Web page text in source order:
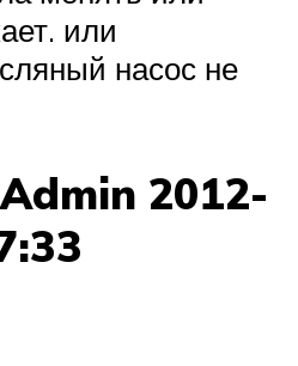
или
насос не
2012-